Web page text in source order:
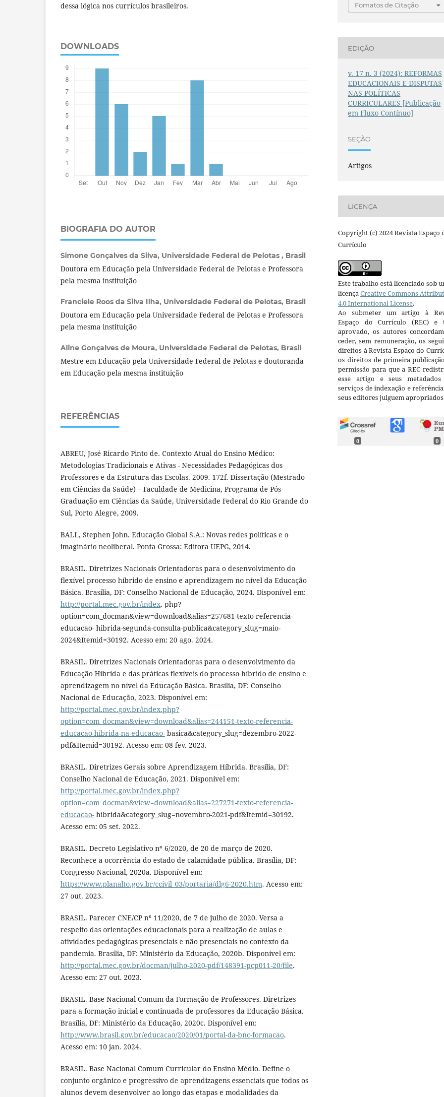
dessa lógica nos currículos brasileiros.
DOWNLOADS
BIOGRAFIA DO AUTOR
Simone Gonçalves da Silva, Universidade Federal de Pelotas , Brasil
Doutora em Educação pela Universidade Federal de Pelotas e Professora
pela mesma instituição
Franciele Roos da Silva Ilha, Universidade Federal de Pelotas, Brasil
Doutora em Educação pela Universidade Federal de Pelotas e Professora
pela mesma instituição
Aline Gonçalves de Moura, Universidade Federal de Pelotas, Brasil
Mestre em Educação pela Universidade Federal de Pelotas e doutoranda
em Educação pela mesma instituição
REFERÊNCIAS
ABREU, José Ricardo Pinto de. Contexto Atual do Ensino Médico:
Metodologias Tradicionais e Ativas - Necessidades Pedagógicas dos
Professores e da Estrutura das Escolas. 2009. 172f. Dissertação (Mestrado
em Ciências da Saúde) – Faculdade de Medicina, Programa de Pós-
Graduação em Ciências da Saúde, Universidade Federal do Rio Grande do
Sul, Porto Alegre, 2009.
BALL, Stephen John. Educação Global S.A.: Novas redes políticas e o
imaginário neoliberal. Ponta Grossa: Editora UEPG, 2014.
BRASIL. Diretrizes Nacionais Orientadoras para o desenvolvimento do
flexível processo híbrido de ensino e aprendizagem no nível da Educação
Básica. Brasília, DF: Conselho Nacional de Educação, 2024. Disponível em:
http://portal.mec.gov.br/index. php?
option=com_docman&view=download&alias=257681-texto-referencia-
educacao- hibrida-segunda-consulta-publica&category_slug=maio-
2024&Itemid=30192. Acesso em: 20 ago. 2024.
BRASIL. Diretrizes Nacionais Orientadoras para o desenvolvimento da
Educação Híbrida e das práticas flexíveis do processo híbrido de ensino e
aprendizagem no nível da Educação Básica. Brasília, DF: Conselho
Nacional de Educação, 2023. Disponível em:
http://portal.mec.gov.br/index.php?
option=com_docman&view=download&alias=244151-texto-referencia-
educacao-hibrida-na-educacao- basica&category_slug=dezembro-2022-
pdf&Itemid=30192. Acesso em: 08 fev. 2023.
BRASIL. Diretrizes Gerais sobre Aprendizagem Híbrida. Brasília, DF:
Conselho Nacional de Educação, 2021. Disponível em:
http://portal.mec.gov.br/index.php?
option=com_docman&view=download&alias=227271-texto-referencia-
educacao- hibrida&category_slug=novembro-2021-pdf&Itemid=30192.
Acesso em: 05 set. 2022.
BRASIL. Decreto Legislativo nº 6/2020, de 20 de março de 2020.
Reconhece a ocorrência do estado de calamidade pública. Brasília, DF:
Congresso Nacional, 2020a. Disponível em:
https://www.planalto.gov.br/ccivil_03/portaria/dlg6-2020.htm. Acesso em:
27 out. 2023.
BRASIL. Parecer CNE/CP nº 11/2020, de 7 de julho de 2020. Versa a
respeito das orientações educacionais para a realização de aulas e
atividades pedagógicas presenciais e não presenciais no contexto da
pandemia. Brasília, DF: Ministério da Educação, 2020b. Disponível em:
http://portal.mec.gov.br/docman/julho-2020-pdf/148391-pcp011-20/file.
Acesso em: 27 out. 2023.
BRASIL. Base Nacional Comum da Formação de Professores. Diretrizes
para a formação inicial e continuada de professores da Educação Básica.
Brasília, DF: Ministério da Educação, 2020c. Disponível em:
http://www.brasil.gov.br/educacao/2020/01/portal-da-bnc-formacao.
Acesso em: 10 jan. 2024.
BRASIL. Base Nacional Comum Curricular do Ensino Médio. Define o
conjunto orgânico e progressivo de aprendizagens essenciais que todos os
alunos devem desenvolver ao longo das etapas e modalidades da
Fomatos de Citação
EDIÇÃO
v. 17 n. 3 (2024): REFORMAS
EDUCACIONAIS E DISPUTAS
NAS POLÍTICAS
CURRICULARES [Publicação
em Fluxo Contínuo]
SEÇÃO
Artigos
LICENÇA
Copyright (c) 2024 Revista Espaço
Currículo
Este trabalho está licenciado sob
licençaCreative Commons
4.0 International License.
Ao submeter um artigo à
Espaço do Currículo (REC) e
aprovado, os autores
ceder, sem remuneração, os
direitos à Revista Espaço do
os direitos de primeira
permissão para que a REC
esse artigo e seus metadados
serviços de indexação e
seus editores julguem
0 0